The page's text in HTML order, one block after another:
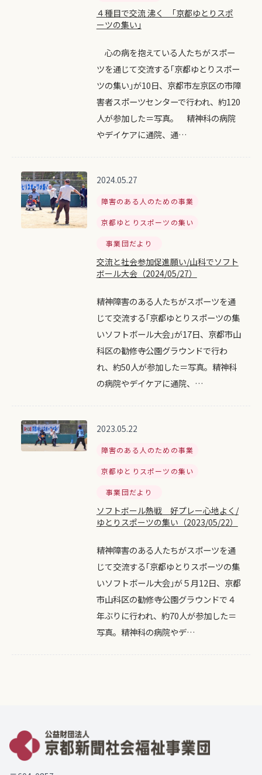
４種目で交流 沸く ｢京都ゆとりスポ
ーツの集い｣
心の病を抱えている人たちがスポー
ツを通じて交流する｢京都ゆとりスポー
ツの集い｣が10日、京都市左京区の市障
害者スポーツセンターで行われ、約120
人が参加した＝写真。 精神科の病院
やデイケアに通院、通…
2024.05.27
障害のある人のための事業
京都ゆとりスポーツの集い
事業団だより
交流と社会参加促進願い/山科でソフト
ボール大会（2024/05/27）
精神障害のある人たちがスポーツを通
じて交流する｢京都ゆとりスポーツの集
いソフトボール大会｣が17日、京都市山
科区の勧修寺公園グラウンドで行わ
れ、約50人が参加した＝写真。精神科
の病院やデイケアに通院、…
2023.05.22
障害のある人のための事業
京都ゆとりスポーツの集い
事業団だより
ソフトボール熱戦 好プレー心地よく/
ゆとりスポーツの集い（2023/05/22）
精神障害のある人たちがスポーツを通
じて交流する｢京都ゆとりスポーツの集
いソフトボール大会｣が５月12日、京都
市山科区の勧修寺公園グラウンドで４
年ぶりに行われ、約70人が参加した＝
写真。精神科の病院やデ…